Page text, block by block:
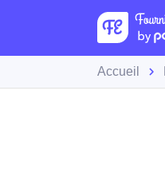
Accueil